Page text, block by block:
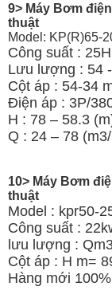
9> Máy Bơm
thuật
Model: KP(R)65-
Công suất :
Lưu lượng : 54
Cột áp : 54-34
Điện áp : 3P/
H : 78 – 58.3
Q : 24 – 78
10> Máy Bơm
thuật
Model : kpr50-
Công suất :
lưu lượng :
Cột áp : H m=
Hàng mới